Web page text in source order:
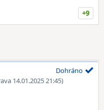
+9
14.01.2025 21:45)
Dohráno